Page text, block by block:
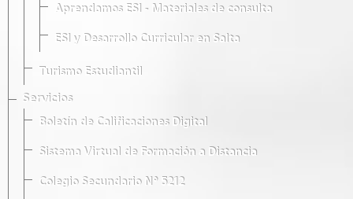
Aprendamos ESI - Materiales de consulta
ESI y Desarrollo Curricular en Salta
Turismo Estudiantil
Servicios
Boletín de Calificaciones Digital
Sistema Virtual de Formación a Distancia
Colegio Secundario Nº 5212